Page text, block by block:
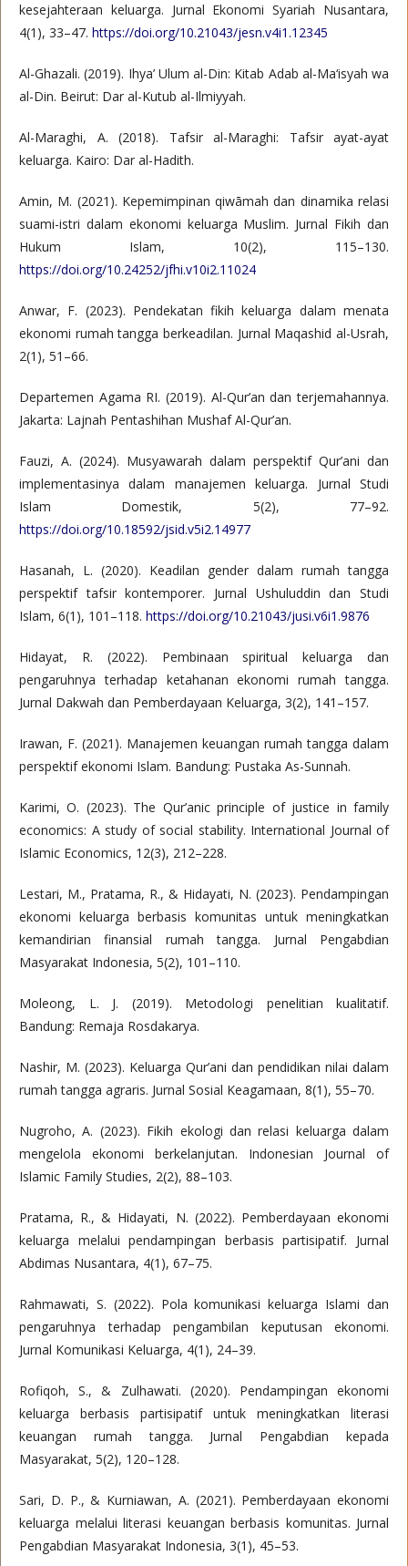
kesejahteraan keluarga. Jurnal Ekonomi Syariah Nusantara,
4(1), 33–47. https://doi.org/10.21043/jesn.v4i1.12345
Al-Ghazali. (2019). Ihya’ Ulum al-Din: Kitab Adab al-Ma‘isyah wa
al-Din. Beirut: Dar al-Kutub al-Ilmiyyah.
Al-Maraghi, A. (2018). Tafsir al-Maraghi: Tafsir ayat-ayat
keluarga. Kairo: Dar al-Hadith.
Amin, M. (2021). Kepemimpinan qiwāmah dan dinamika relasi
suami-istri dalam ekonomi keluarga Muslim. Jurnal Fikih dan
Hukum Islam, 10(2), 115–130.
https://doi.org/10.24252/jfhi.v10i2.11024
Anwar, F. (2023). Pendekatan fikih keluarga dalam menata
ekonomi rumah tangga berkeadilan. Jurnal Maqashid al-Usrah,
2(1), 51–66.
Departemen Agama RI. (2019). Al-Qur’an dan terjemahannya.
Jakarta: Lajnah Pentashihan Mushaf Al-Qur’an.
Fauzi, A. (2024). Musyawarah dalam perspektif Qur’ani dan
implementasinya dalam manajemen keluarga. Jurnal Studi
Islam Domestik, 5(2), 77–92.
https://doi.org/10.18592/jsid.v5i2.14977
Hasanah, L. (2020). Keadilan gender dalam rumah tangga
perspektif tafsir kontemporer. Jurnal Ushuluddin dan Studi
Islam, 6(1), 101–118. https://doi.org/10.21043/jusi.v6i1.9876
Hidayat, R. (2022). Pembinaan spiritual keluarga dan
pengaruhnya terhadap ketahanan ekonomi rumah tangga.
Jurnal Dakwah dan Pemberdayaan Keluarga, 3(2), 141–157.
Irawan, F. (2021). Manajemen keuangan rumah tangga dalam
perspektif ekonomi Islam. Bandung: Pustaka As-Sunnah.
Karimi, O. (2023). The Qur’anic principle of justice in family
economics: A study of social stability. International Journal of
Islamic Economics, 12(3), 212–228.
Lestari, M., Pratama, R., & Hidayati, N. (2023). Pendampingan
ekonomi keluarga berbasis komunitas untuk meningkatkan
kemandirian finansial rumah tangga. Jurnal Pengabdian
Masyarakat Indonesia, 5(2), 101–110.
Moleong, L. J. (2019). Metodologi penelitian kualitatif.
Bandung: Remaja Rosdakarya.
Nashir, M. (2023). Keluarga Qur’ani dan pendidikan nilai dalam
rumah tangga agraris. Jurnal Sosial Keagamaan, 8(1), 55–70.
Nugroho, A. (2023). Fikih ekologi dan relasi keluarga dalam
mengelola ekonomi berkelanjutan. Indonesian Journal of
Islamic Family Studies, 2(2), 88–103.
Pratama, R., & Hidayati, N. (2022). Pemberdayaan ekonomi
keluarga melalui pendampingan berbasis partisipatif. Jurnal
Abdimas Nusantara, 4(1), 67–75.
Rahmawati, S. (2022). Pola komunikasi keluarga Islami dan
pengaruhnya terhadap pengambilan keputusan ekonomi.
Jurnal Komunikasi Keluarga, 4(1), 24–39.
Rofiqoh, S., & Zulhawati. (2020). Pendampingan ekonomi
keluarga berbasis partisipatif untuk meningkatkan literasi
keuangan rumah tangga. Jurnal Pengabdian kepada
Masyarakat, 5(2), 120–128.
Sari, D. P., & Kurniawan, A. (2021). Pemberdayaan ekonomi
keluarga melalui literasi keuangan berbasis komunitas. Jurnal
Pengabdian Masyarakat Indonesia, 3(1), 45–53.